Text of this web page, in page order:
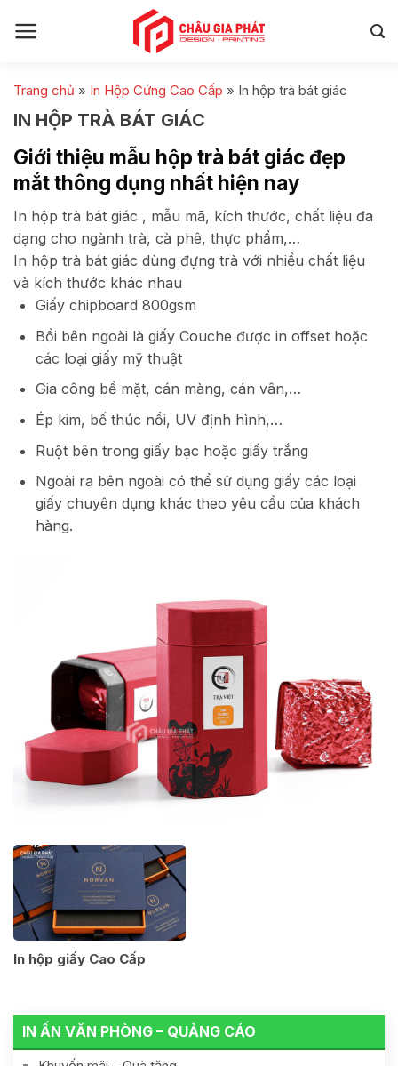
Trang chủ » In Hộp Cứng Cao Cấp » In hộp trà bát giác
IN ẤN VĂN PHÒNG – QUẢNG CÁO
IN HỘP TRÀ BÁT GIÁC
Giới thiệu mẫu hộp trà bát giác đẹp
mắt thông dụng nhất hiện nay
In hộp trà bát giác , mẫu mã, kích thước, chất liệu đa
dạng cho ngành trà, cà phê, thực phẩm,…
In hộp trà bát giác dùng đựng trà với nhiều chất liệu
và kích thước khác nhau
Giấy chipboard 800gsm
Bồi bên ngoài là giấy Couche được in offset hoặc
các loại giấy mỹ thuật
Gia công bề mặt, cán màng, cán vân,…
Ép kim, bế thúc nổi, UV định hình,…
Ruột bên trong giấy bạc hoặc giấy trắng
Ngoài ra bên ngoài có thể sử dụng giấy các loại
giấy chuyên dụng khác theo yêu cầu của khách
hàng.
In hộp giấy Cao Cấp